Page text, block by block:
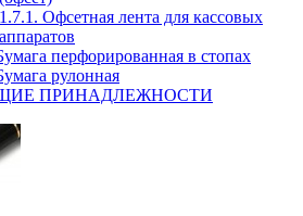
1.7.1. Офсетная лента для кассовых
аппаратов
перфорированная в стопах
рулонная
ПРИНАДЛЕЖНОСТИ